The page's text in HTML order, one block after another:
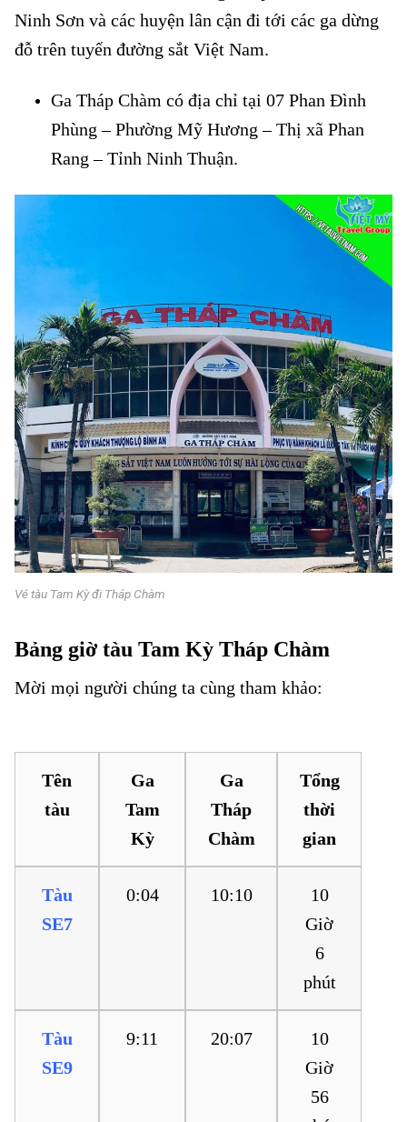
Ninh Sơn và các huyện lân cận đi tới các ga dừng
đỗ trên tuyến đường sắt Việt Nam.
Ga Tháp Chàm có địa chỉ tại 07 Phan Đình
Phùng – Phường Mỹ Hương – Thị xã Phan
Rang – Tỉnh Ninh Thuận.
Vé tàu Tam Kỳ đi Tháp Chàm
Bảng giờ tàu Tam Kỳ Tháp Chàm
Mời mọi người chúng ta cùng tham khảo:
Tên
tàu
Ga
Tam
Kỳ
Ga
Tháp
Chàm
Tổng
thời
gian
Tàu
SE7
0:04 10:10
10
Giờ
6
phút
Tàu
SE9
9:11 20:07
10
Giờ
56